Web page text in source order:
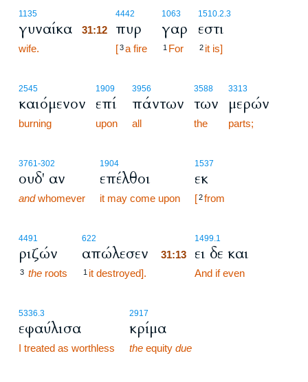
1135
γυναίκα
wife.
4442
31:12 πυρ
[3a fire
1063
γαρ
1 For
1510.2.3
εστι
2 it is]
2545
καιόμενον
burning
1909
επί
upon
3956
πάντων
all
3588
των
the
3313
μερών
parts;
3761-302
ουδ' αν
andwhomever
1904
επέλθοι
it may come upon
1537
εκ
[2from
4491
ριζών
3 the roots
622
απώλεσεν
1 it destroyed].
1499.1
31:13 ει δε και
And if even
5336.3
εφαύλισα
I treated as worthless
2917
κρίμα
the equity due